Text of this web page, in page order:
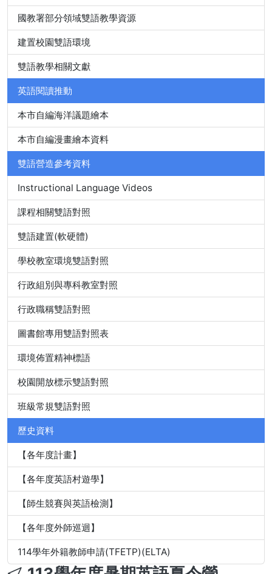
國教署部分領域雙語教學資源
建置校園雙語環境
雙語教學相關文獻
英語閱讀推動
本市自編海洋議題繪本
本市自編漫畫繪本資料
雙語營造參考資料
Instructional Language Videos
課程相關雙語對照
雙語建置(軟硬體)
學校教室環境雙語對照
行政組別與專科教室對照
行政職稱雙語對照
圖書館專用雙語對照表
環境佈置精神標語
校園開放標示雙語對照
班級常規雙語對照
歷史資料
【各年度計畫】
【各年度英語村遊學】
【師生競賽與英語檢測】
【各年度外師巡迴】
114學年外籍教師申請(TFETP)(ELTA)